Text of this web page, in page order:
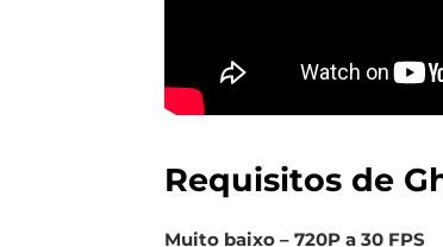
Requisitos de
Muito baixo – 720P a 30 FPS